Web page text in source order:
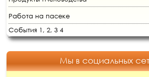
Работа на пасеке
События 1, 2, 3 4
Мы в социальных